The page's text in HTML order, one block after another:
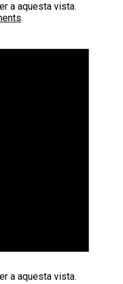
a aquesta vista.
.
a aquesta vista.